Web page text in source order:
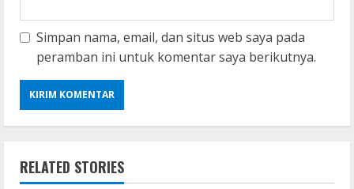
Simpan nama, email, dan situs web saya pada
peramban ini untuk komentar saya berikutnya.
RELATED STORIES